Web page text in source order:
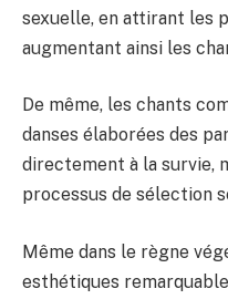
sexuelle, en attirant les
augmentant ainsi les
De même, les chants
danses élaborées des
directement à la survie,
processus de sélection
Même dans le règne
esthétiques